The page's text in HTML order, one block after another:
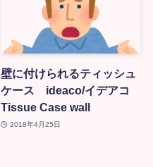
壁に付けられるティッシュ
ケース ideaco/イデアコ
Tissue Case wall
2018年4月25日